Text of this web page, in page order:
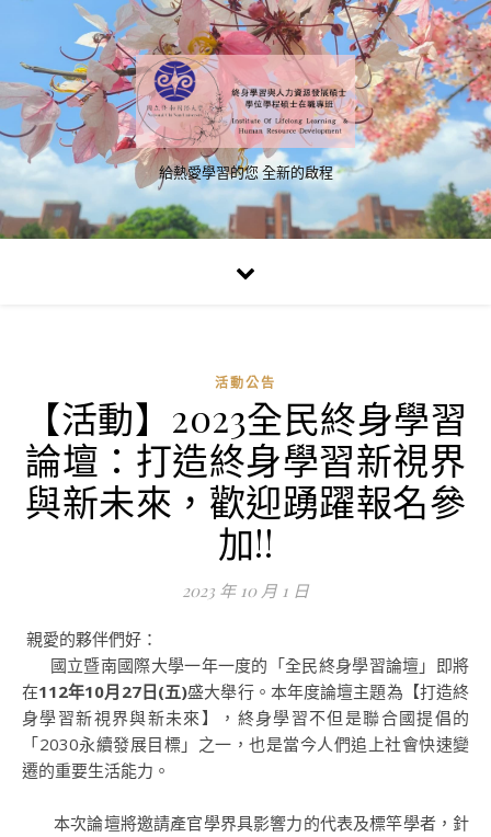
給熱愛學習的您 全新的啟程
活動公告
【活動】2023全民終身學習
論壇：打造終身學習新視界
與新未來，歡迎踴躍報名參
加!!
2023 年 10 月 1 日
親愛的夥伴們好：
國立暨南國際大學一年一度的「全民終身學習論壇」即將
在112年10月27日(五)盛大舉行。本年度論壇主題為【打造終
身學習新視界與新未來】，終身學習不但是聯合國提倡的
「2030永續發展目標」之一，也是當今人們追上社會快速變
遷的重要生活能力。
本次論壇將邀請產官學界具影響力的代表及標竿學者，針